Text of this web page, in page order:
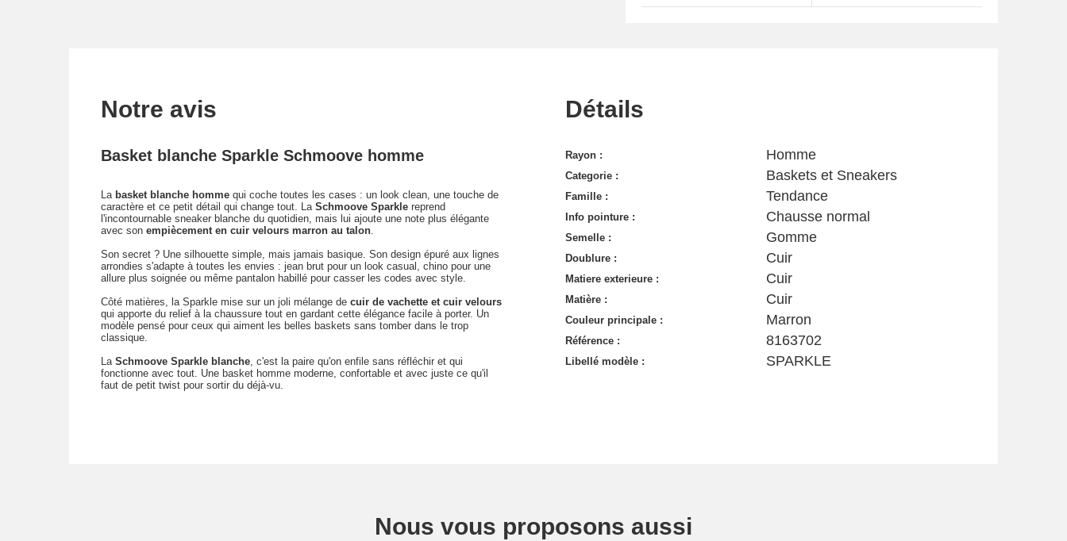
Notre avis
Basket blanche Sparkle Schmoove homme
La basket blanche homme qui coche toutes les cases : un look clean, une touche de
caractère et ce petit détail qui change tout. La Schmoove Sparkle reprend
l'incontournable sneaker blanche du quotidien, mais lui ajoute une note plus élégante
avec son empiècement en cuir velours marron au talon.
Son secret ? Une silhouette simple, mais jamais basique. Son design épuré aux lignes
arrondies s'adapte à toutes les envies : jean brut pour un look casual, chino pour une
allure plus soignée ou même pantalon habillé pour casser les codes avec style.
Côté matières, la Sparkle mise sur un joli mélange de cuir de vachette et cuir velours
qui apporte du relief à la chaussure tout en gardant cette élégance facile à porter. Un
modèle pensé pour ceux qui aiment les belles baskets sans tomber dans le trop
classique.
La Schmoove Sparkle blanche, c'est la paire qu'on enfile sans réfléchir et qui
fonctionne avec tout. Une basket homme moderne, confortable et avec juste ce qu'il
faut de petit twist pour sortir du déjà-vu.
Détails
Rayon : Homme
Categorie : Baskets et Sneakers
Famille : Tendance
Info pointure : Chausse normal
Semelle : Gomme
Doublure : Cuir
Matiere exterieure : Cuir
Matière : Cuir
Couleur principale : Marron
Référence : 8163702
Libellé modèle : SPARKLE
Nous vous proposons aussi